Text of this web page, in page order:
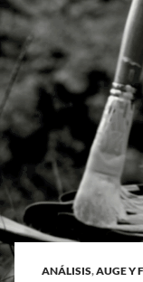
ANÁLISIS,AUGE Y